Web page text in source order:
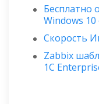
Бесплатно
Windows
Скорость
Zabbix
1C